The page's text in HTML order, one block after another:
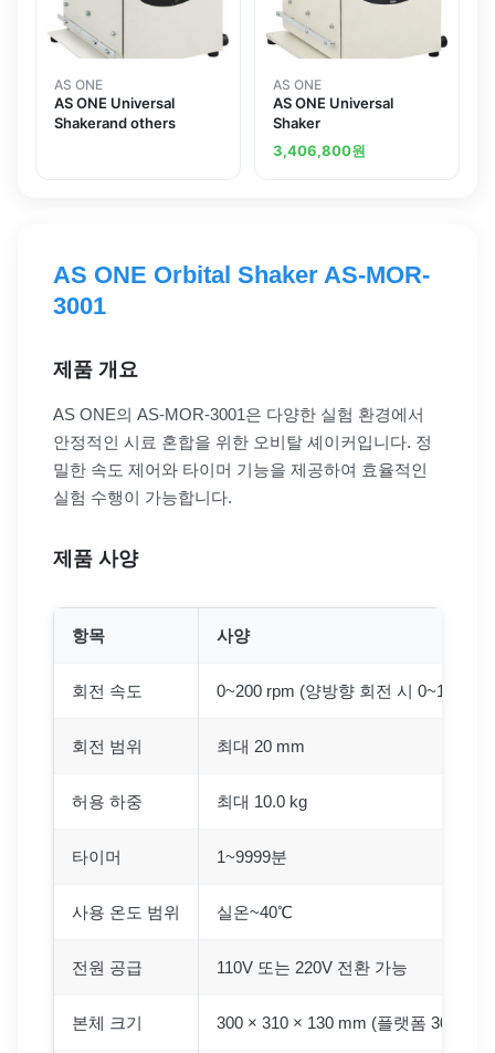
AS ONE
AS ONE Universal
Shakerand others
AS ONE
AS ONE Universal
Shaker
3,406,800원
AS ONE Orbital Shaker AS-MOR-
3001
제품 개요
AS ONE의 AS-MOR-3001은 다양한 실험 환경에서
안정적인 시료 혼합을 위한 오비탈 셰이커입니다. 정
밀한 속도 제어와 타이머 기능을 제공하여 효율적인
실험 수행이 가능합니다.
제품 사양
항목 사양
회전 속도 0~200 rpm (양방향 회전 시 0~100
회전 범위 최대 20 mm
허용 하중 최대 10.0 kg
타이머 1~9999분
사용 온도 범위 실온~40℃
전원 공급 110V 또는 220V 전환 가능
본체 크기 300 × 310 × 130 mm (플랫폼 300 ×